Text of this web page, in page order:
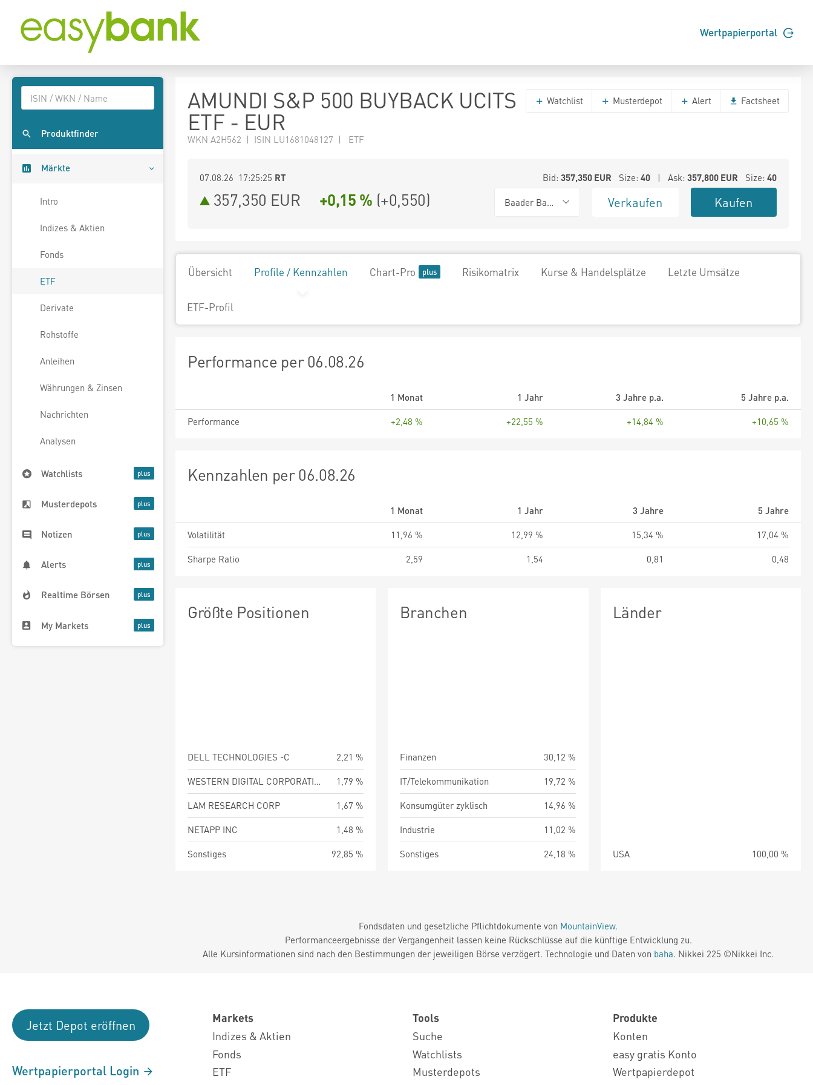
Wertpapierportal
Produktfinder
Märkte
Intro
Indizes & Aktien
Fonds
ETF
Derivate
Rohstoffe
Anleihen
Währungen & Zinsen
Nachrichten
Analysen
Watchlists
Musterdepots
Notizen
Alerts
Realtime Börsen
My Markets
AMUNDI S&P 500 BUYBACK UCITS
ETF - EUR
WKN A2H562 | ISIN LU1681048127 | ETF
Watchlist Musterdepot Alert Factsheet
07.08.26 17:25:25 RT Bid: 357,350EUR Size: 40| Ask: 357,800EUR Size: 40
357,350 EUR +0,15 % (+0,550) Baader Bank (Baadex) Verkaufen Kaufen
Übersicht Profile / Kennzahlen Chart-Pro Risikomatrix Kurse & Handelsplätze Letzte Umsätze
ETF-Profil
Performance per 06.08.26
1 Monat 1 Jahr 3 Jahre p.a.
5 Jahre p.a.
Performance
+2,48 % +22,55 % +14,84 % +10,65 %
Kennzahlen per 06.08.26
1 Monat 1 Jahr 3 Jahre
5 Jahre
Volatilität
11,96 % 12,99 % 15,34 %
17,04 %
Sharpe Ratio
2,59 1,54 0,81 0,48
Größte Positionen
DELL TECHNOLOGIES -C
2,21 %
WESTERN DIGITAL CORPORATION
1,79 %
LAM RESEARCH CORP
1,67 %
NETAPP INC
1,48 %
Sonstiges
92,85 %
Branchen
Finanzen
30,12 %
IT/Telekommunikation
19,72 %
Konsumgüter zyklisch
14,96 %
Industrie
11,02 %
Sonstiges
24,18 %
Länder
USA 100,00 %
Fondsdaten und gesetzliche Pflichtdokumente von MountainView.
Performanceergebnisse der Vergangenheit lassen keine Rückschlüsse auf die künftige Entwicklung zu.
Alle Kursinformationen sind nach den Bestimmungen der jeweiligen Börse verzögert. Technologie und Daten von baha. Nikkei 225 ©Nikkei Inc.
Jetzt Depot eröffnen
Wertpapierportal Login
Markets
Indizes & Aktien
Fonds
ETF
Tools
Suche
Watchlists
Musterdepots
Produkte
Konten
easy gratis Konto
Wertpapierdepot